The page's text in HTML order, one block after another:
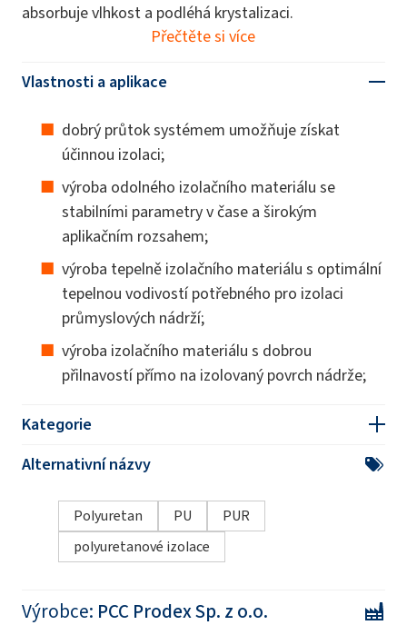
absorbuje vlhkost a podléhá krystalizaci.
Přečtěte si více
Vlastnosti a aplikace
dobrý průtok systémem umožňuje získat
účinnou izolaci;
výroba odolného izolačního materiálu se
stabilními parametry v čase a širokým
aplikačním rozsahem;
výroba tepelně izolačního materiálu s optimální
tepelnou vodivostí potřebného pro izolaci
průmyslových nádrží;
výroba izolačního materiálu s dobrou
přilnavostí přímo na izolovaný povrch nádrže;
Kategorie
Alternativní názvy
Polyuretan PU
PUR
polyuretanové izolace
Výrobce: PCC Prodex Sp. z o.o.